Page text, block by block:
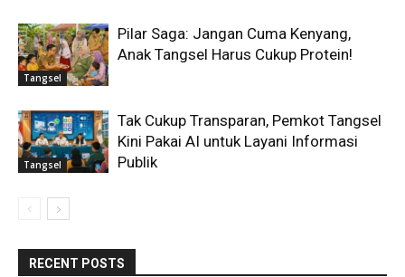
Tangsel
Pilar Saga: Jangan Cuma Kenyang,
Anak Tangsel Harus Cukup Protein!
Tangsel
Tak Cukup Transparan, Pemkot Tangsel
Kini Pakai AI untuk Layani Informasi
Publik
RECENT POSTS